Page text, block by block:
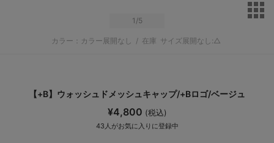
1 /5
カラー：カラー展開なし / 在庫 サイズ展開なし:△
【+B】ウォッシュドメッシュキャップ/+Bロゴ/ベージュ
¥4,800 (税込)
43 人がお気に入りに登録中